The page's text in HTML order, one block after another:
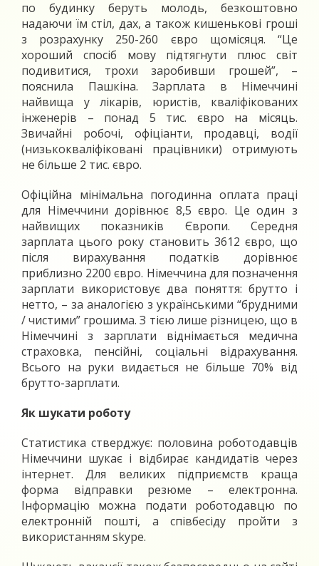
по будинку беруть молодь, безкоштовно
надаючи їм стіл, дах, а також кишенькові гроші
з розрахунку 250-260 євро щомісяця. “Це
хороший спосіб мову підтягнути плюс світ
подивитися, трохи заробивши грошей”, –
пояснила Пашкіна. Зарплата в Німеччині
найвища у лікарів, юристів, кваліфікованих
інженерів – понад 5 тис. євро на місяць.
Звичайні робочі, офіціанти, продавці, водії
(низькокваліфіковані працівники) отримують
не більше 2 тис. євро.
Офіційна мінімальна погодинна оплата праці
для Німеччини дорівнює 8,5 євро. Це один з
найвищих показників Європи. Середня
зарплата цього року становить 3612 євро, що
після вирахування податків дорівнює
приблизно 2200 євро. Німеччина для позначення
зарплати використовує два поняття: брутто і
нетто, – за аналогією з українськими “брудними
/ чистими” грошима. З тією лише різницею, що в
Німеччині з зарплати віднімається медична
страховка, пенсійні, соціальні відрахування.
Всього на руки видається не більше 70% від
брутто-зарплати.
Як шукати роботу
Статистика стверджує: половина роботодавців
Німеччини шукає і відбирає кандидатів через
інтернет. Для великих підприємств краща
форма відправки резюме – електронна.
Інформацію можна подати роботодавцю по
електронній пошті, а співбесіду пройти з
використанням skype.